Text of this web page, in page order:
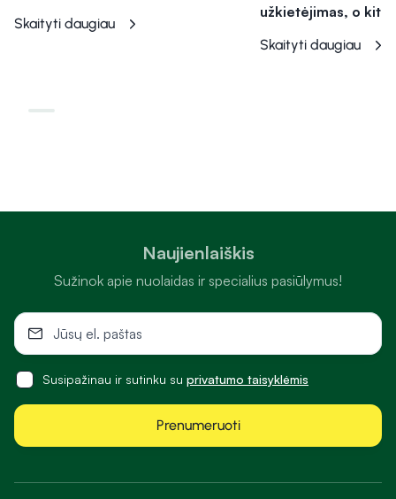
Skaityti daugiau
užkietėjimas, o
Skaityti daugiau
Naujienlaiškis
Sužinok apie nuolaidas ir specialius pasiūlymus!
Susipažinau ir sutinku su privatumo taisyklėmis
Prenumeruoti